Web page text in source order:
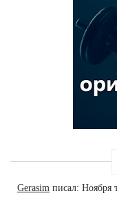
Gerasim писал: Ноября